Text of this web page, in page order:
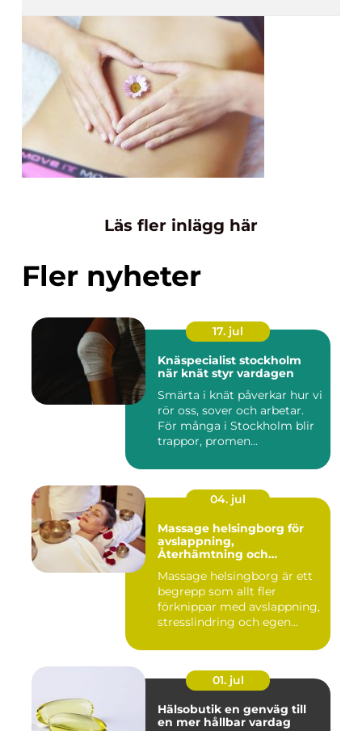
Läs fler inlägg här
Fler nyheter
17. jul
Knäspecialist stockholm
när knät styr vardagen
Smärta i knät påverkar hur vi
rör oss, sover och arbetar.
För många i Stockholm blir
trappor, promen...
04. jul
Massage helsingborg för
avslappning,
Återhämtning och
Massage helsingborg är ett
begrepp som allt fler
förknippar med avslappning,
stresslindring och egen...
01. jul
Hälsobutik en genväg till
en mer hållbar vardag